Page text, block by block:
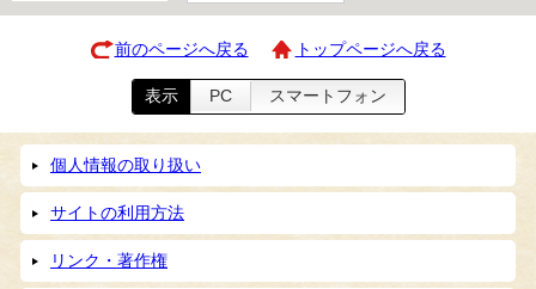
前のページへ戻る トップページへ戻る
表示 PC スマートフォン
個人情報の取り扱い
サイトの利用方法
リンク・著作権